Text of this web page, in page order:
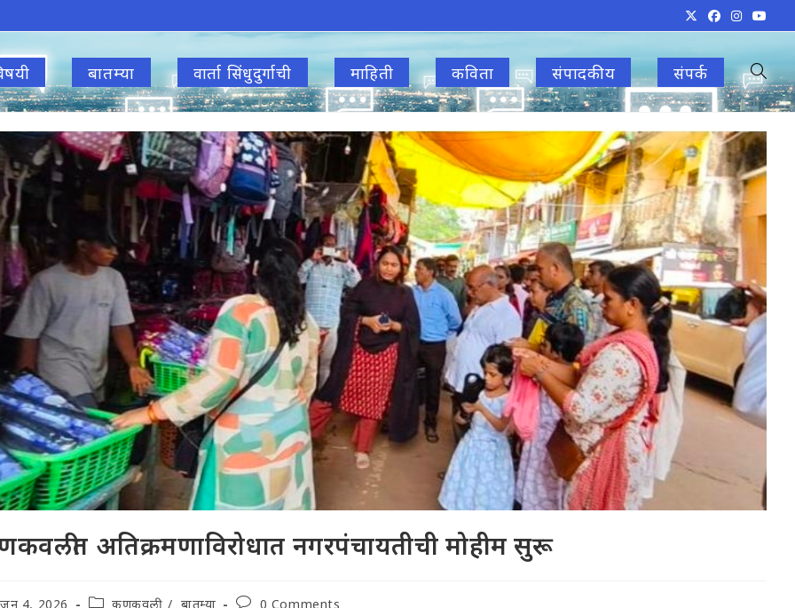
बातम्या वार्ता सिंधुदुर्गाची माहिती कविता संपादकीय संपर्क Toggle
website
search
अतिक्रमणाविरोधात नगरपंचायतीची मोहीम सुरू
जून 4, 2026
Postकणकवली / बातम्या
Post0 Comments